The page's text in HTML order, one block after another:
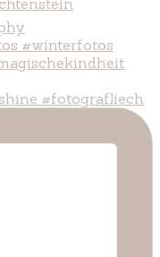
#fotografliech